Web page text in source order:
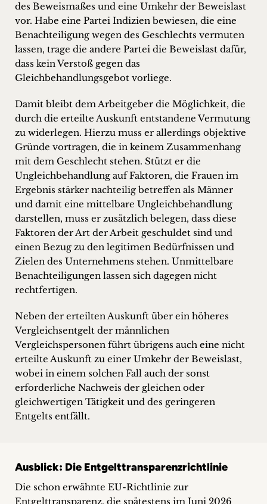
des Beweismaßes und eine Umkehr der Beweislast
vor. Habe eine Partei Indizien bewiesen, die eine
Benachteiligung wegen des Geschlechts vermuten
lassen, trage die andere Partei die Beweislast dafür,
dass kein Verstoß gegen das
Gleichbehandlungsgebot vorliege.
Damit bleibt dem Arbeitgeber die Möglichkeit, die
durch die erteilte Auskunft entstandene Vermutung
zu widerlegen. Hierzu muss er allerdings objektive
Gründe vortragen, die in keinem Zusammenhang
mit dem Geschlecht stehen. Stützt er die
Ungleichbehandlung auf Faktoren, die Frauen im
Ergebnis stärker nachteilig betreffen als Männer
und damit eine mittelbare Ungleichbehandlung
darstellen, muss er zusätzlich belegen, dass diese
Faktoren der Art der Arbeit geschuldet sind und
einen Bezug zu den legitimen Bedürfnissen und
Zielen des Unternehmens stehen. Unmittelbare
Benachteiligungen lassen sich dagegen nicht
rechtfertigen.
Neben der erteilten Auskunft über ein höheres
Vergleichsentgelt der männlichen
Vergleichspersonen führt übrigens auch eine nicht
erteilte Auskunft zu einer Umkehr der Beweislast,
wobei in einem solchen Fall auch der sonst
erforderliche Nachweis der gleichen oder
gleichwertigen Tätigkeit und des geringeren
Entgelts entfällt.
Ausblick: Die Entgelttransparenzrichtlinie
Die schon erwähnte EU-Richtlinie zur
Entgelttransparenz, die spätestens im Juni 2026